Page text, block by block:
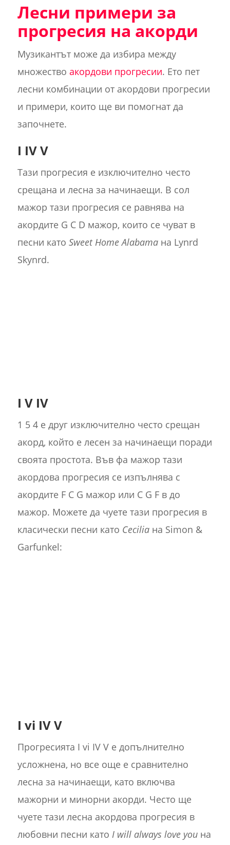
Лесни примери за
прогресия на акорди
Музикантът може да избира между
множество акордови прогресии. Ето пет
лесни комбинации от акордови прогресии
и примери, които ще ви помогнат да
започнете.
I IV V
Тази прогресия е изключително често
срещана и лесна за начинаещи. В сол
мажор тази прогресия се равнява на
акордите G C D мажор, които се чуват в
песни като Sweet Home Alabamaна Lynrd
Skynrd.
I V IV
1 5 4 е друг изключително често срещан
акорд, който е лесен за начинаещи поради
своята простота. Във фа мажор тази
акордова прогресия се изпълнява с
акордите F C G мажор или C G F в до
мажор. Можете да чуете тази прогресия в
класически песни като Ceciliaна Simon &
Garfunkel:
I vi IV V
Прогресията I vi IV V е допълнително
усложнена, но все още е сравнително
лесна за начинаещи, като включва
мажорни и минорни акорди. Често ще
чуете тази лесна акордова прогресия в
любовни песни като I will always love youна